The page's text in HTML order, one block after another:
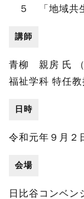
５ 「地域共
講師
青柳 親房 氏 （
福祉学科 特任教
日時
令和元年９月
会場
日比谷コンベン